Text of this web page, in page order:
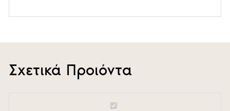
Σχετικά Προιόντα